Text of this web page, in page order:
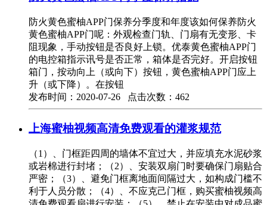
防火黄色蜜柚APP门保养分季度和年度该如何保养防火
黄色蜜柚APP门呢：外观检查门轨、门扇有无变形、卡
阻现象，手动按钮是否良好上锁。优泰黄色蜜柚APP门
的电控箱指示讯号是否正常，箱体是否完好。开启按钮
箱门，按动向上（或向下）按钮，黄色蜜柚APP门应上
升（或下降）。在按钮
发布时间：2020-07-26 点击次数：462
上海蜜柚视频高清免费观看的灌浆规范
（1）、门框距四周的墙体不宜过大，并应填充水泥砂浆
或岩棉进行封堵；（2）、安装双扇门时要确保门扇贴合
严密；（3）、避免门框离地面间隔过大，如构成门槛不
利于人员分散；（4）、不应克己门框，购买蜜柚视频高